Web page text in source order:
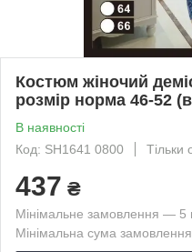
Костюм жіночий
розмір норма 46-52
В наявності
Код: SH1641 0800
Тільки
437 ₴
Мінімальне замовлення — 5
Мінімальна сума